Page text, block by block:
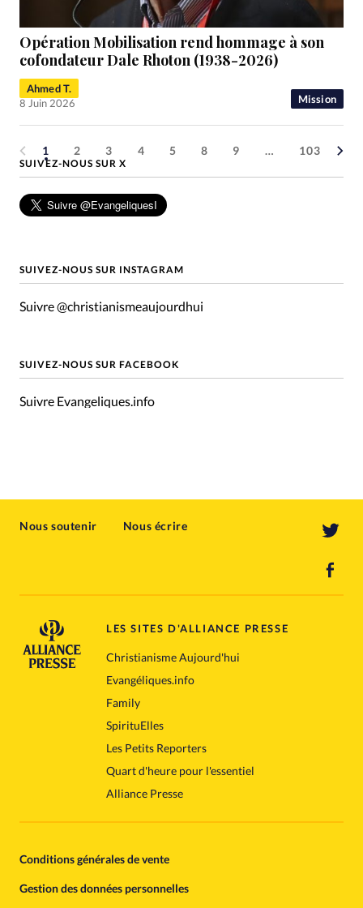
Mission
Opération Mobilisation rend hommage à son
cofondateur Dale Rhoton (1938-2026)
Ahmed T.
8 Juin 2026
1 2 3 4 5 8 9 … 103
SUIVEZ-NOUS SUR X
SUIVEZ-NOUS SUR INSTAGRAM
Suivre @christianismeaujourdhui
SUIVEZ-NOUS SUR FACEBOOK
Suivre Evangeliques.info
Nous soutenir Nous écrire
LES SITES D'ALLIANCE PRESSE
Christianisme Aujourd'hui
Evangéliques.info
Family
SpirituElles
Les Petits Reporters
Quart d'heure pour l'essentiel
Alliance Presse
Conditions générales de vente
Gestion des données personnelles